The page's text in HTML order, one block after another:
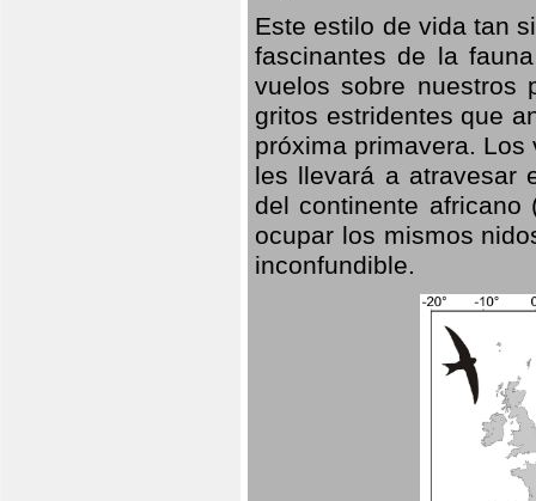
Este estilo de vida tan
fascinantes de la
vuelos sobre nuestros
gritos estridentes que
próxima primavera.
les llevará a atravesar
del continente
ocupar los mismos
inconfundible.